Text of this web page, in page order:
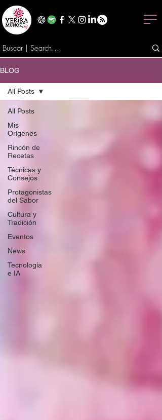
BLOG
All Posts
Mis
Orígenes
Rincón de
Recetas
Técnicas y
Consejos
Protagonistas
del Sabor
Cultura y
Tradición
Eventos
News
Tecnología
e IA
All Posts